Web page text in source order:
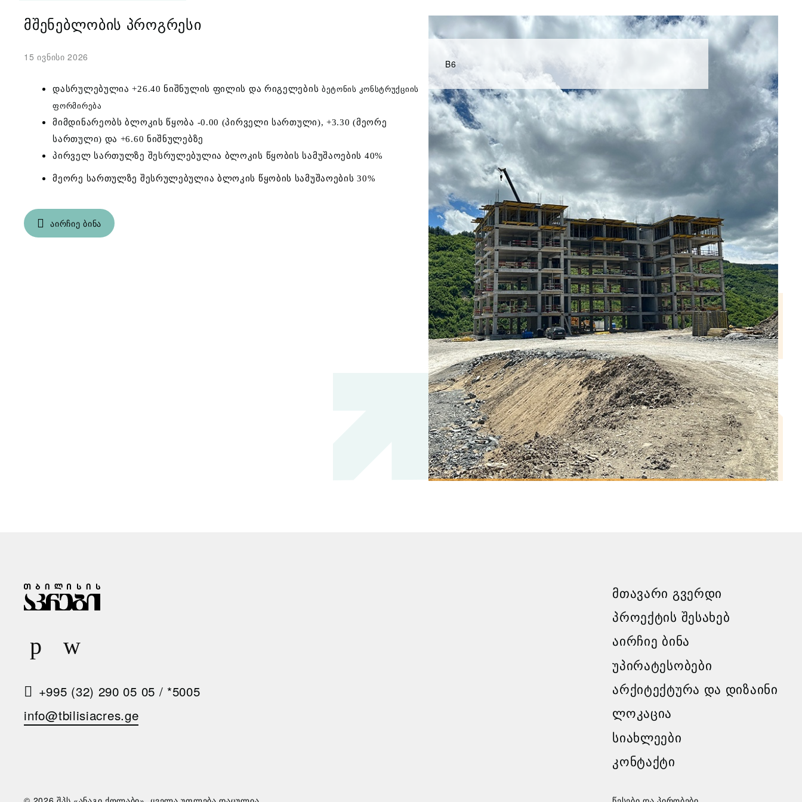
ᲛᲨᲔᲜᲔᲑᲚᲝᲑᲘᲡ ᲞᲠᲝᲒᲠᲔᲡᲘ
15 ივნისი 2026
დასრულებულია +26.40 ნიშნულის ფილის და რიგელების ბეტონის კონსტრუქციის
ფორმირება
მიმდინარეობს ბლოკის წყობა -0.00 (პირველი სართული), +3.30 (მეორე
სართული) და +6.60 ნიშნულებზე
პირველ სართულზე შესრულებულია ბლოკის წყობის სამუშაოების 40%
მეორე სართულზე შესრულებულია ბლოკის წყობის სამუშაოების 30%
ᲐᲘᲠᲩᲘᲔ ᲑᲘᲜᲐ
B6
Ა
Რ
Ი
Ს
Მ
Ო
Თ
Ვ
+995 (32) 290 05 05 / *5005
info@tbilisiacres.ge
ᲛᲗᲐᲕᲐᲠᲘ ᲒᲕᲔᲠᲓᲘ
ᲞᲠᲝᲔᲥᲢᲘᲡ ᲨᲔᲡᲐᲮᲔᲑ
ᲐᲘᲠᲩᲘᲔ ᲑᲘᲜᲐ
ᲣᲞᲘᲠᲐᲢᲔᲡᲝᲑᲔᲑᲘ
ᲐᲠᲥᲘᲢᲔᲥᲢᲣᲠᲐ ᲓᲐ ᲓᲘᲖᲐᲘᲜᲘ
ᲚᲝᲙᲐᲪᲘᲐ
ᲡᲘᲐᲮᲚᲔᲔᲑᲘ
ᲙᲝᲜᲢᲐᲥᲢᲘ